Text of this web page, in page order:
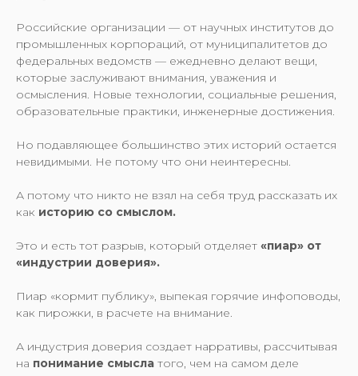
Российские организации — от научных институтов до
промышленных корпораций, от муниципалитетов до
федеральных ведомств — ежедневно делают вещи,
которые заслуживают внимания, уважения и
осмысления. Новые технологии, социальные решения,
образовательные практики, инженерные достижения.
Но подавляющее большинство этих историй остается
невидимыми. Не потому что они неинтересны.
А потому что никто не взял на себя труд рассказать их
как историю со смыслом.
Это и есть тот разрыв, который отделяет «пиар» от
«индустрии доверия».
Пиар «кормит публику», выпекая горячие инфоповоды,
как пирожки, в расчете на внимание.
А индустрия доверия создает нарративы, рассчитывая
на понимание смысла того, чем на самом деле